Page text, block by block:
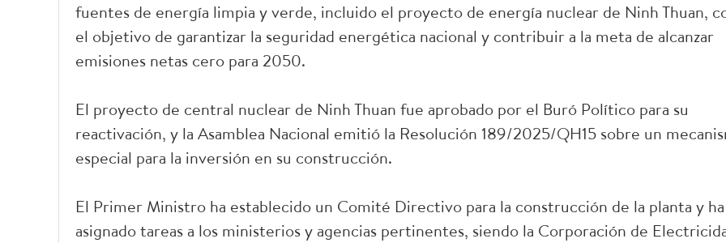
fuentes de energía limpia y verde, incluido el proyecto de energía nuclear de Ninh Thuan,
el objetivo de garantizar la seguridad energética nacional y contribuir a la meta de alcanzar
emisiones netas cero para 2050.
El proyecto de central nuclear de Ninh Thuan fue aprobado por el Buró Político para su
reactivación, y la Asamblea Nacional emitió la Resolución 189/2025/QH15 sobre un
especial para la inversión en su construcción.
El Primer Ministro ha establecido un Comité Directivo para la construcción de la planta y ha
asignado tareas a los ministerios y agencias pertinentes, siendo la Corporación de